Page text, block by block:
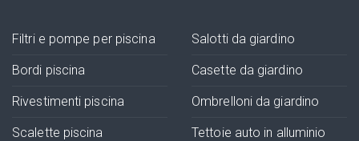
Filtri e pompe per piscina
Bordi piscina
Rivestimenti piscina
Scalette piscina
Salotti da giardino
Casette da giardino
Ombrelloni da giardino
Tettoie auto in alluminio